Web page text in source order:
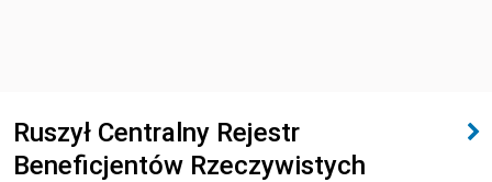
Ruszył Centralny Rejestr
Beneficjentów Rzeczywistych